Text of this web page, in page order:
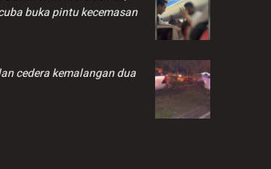
buka pintu kecemasan
cedera kemalangan dua